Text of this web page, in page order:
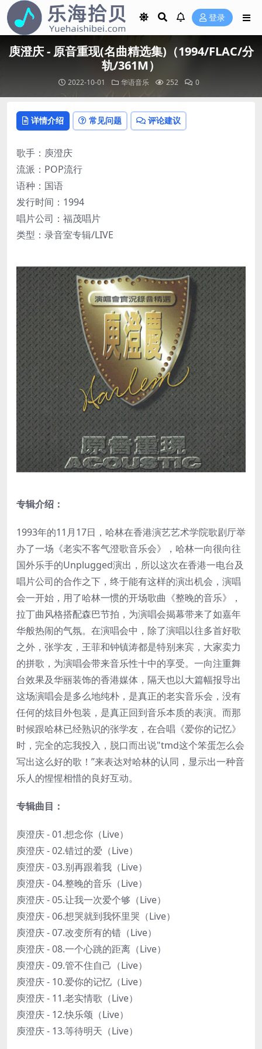
登录
庾澄庆 - 原音重现(名曲精选集)（1994/FLAC/分
轨/361M）
2022-10-01 华语音乐 252 0
详情介绍 常见问题 评论建议
歌手：庾澄庆
流派：POP流行
语种：国语
发行时间：1994
唱片公司：福茂唱片
类型：录音室专辑/LIVE
专辑介绍：
1993年的11月17日，哈林在香港演艺艺术学院歌剧厅举
办了一场《老实不客气澄歌音乐会》，哈林一向很向往
国外乐手的Unplugged演出，所以这次在香港一电台及
唱片公司的合作之下，终于能有这样的演出机会，演唱
会一开始，用了哈林一惯的开场歌曲《整晚的音乐》，
拉丁曲风格搭配森巴节拍，为演唱会揭幕带来了如嘉年
华般热闹的气氛。在演唱会中，除了演唱以往多首好歌
之外，张学友，王菲和钟镇涛都是特别来宾，大家卖力
的拼歌，为演唱会带来音乐性十中的享受。一向注重舞
台效果及华丽装饰的香港媒体，隔天也以大篇幅报导出
这场演唱会是多么地纯朴，是真正的老实音乐会，没有
任何的炫目外包装，是真正回到音乐本质的表演。而那
时候跟哈林已经熟识的张学友，在合唱《爱你的记忆》
时，完全的忘我投入，脱口而出说"tmd这个笨蛋怎么会
写出这么好的歌！”来表达对哈林的认同，显示出一种音
乐人的惺惺相惜的良好互动。
专辑曲目：
庾澄庆 - 01.想念你（Live）
庾澄庆 - 02.错过的爱（Live）
庾澄庆 - 03.别再跟着我（Live）
庾澄庆 - 04.整晚的音乐（Live）
庾澄庆 - 05.让我一次爱个够（Live）
庾澄庆 - 06.想哭就到我怀里哭（Live）
庾澄庆 - 07.改变所有的错（Live）
庾澄庆 - 08.一个心跳的距离（Live）
庾澄庆 - 09.管不住自己（Live）
庾澄庆 - 10.爱你的记忆（Live）
庾澄庆 - 11.老实情歌（Live）
庾澄庆 - 12.快乐颂（Live）
庾澄庆 - 13.等待明天（Live）